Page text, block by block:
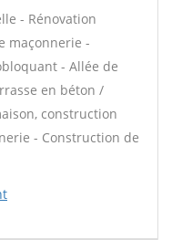
- Rénovation
maçonnerie -
- Allée de
en béton /
construction
- Construction de